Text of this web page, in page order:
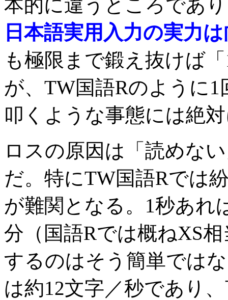
本的に違うところであ
日本語実用入力の実力
も極限まで鍛え抜けば
が、TW国語Rのように1
叩くような事態には絶
ロスの原因は「読めな
だ。特にTW国語Rでは
が難関となる。1秒あれ
分（国語Rでは概ねXS
するのはそう簡単では
は約12文字／秒であり